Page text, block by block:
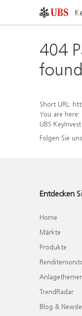
404
found
Short URL:
You are here:
UBS
Folgen Sie
Entdecken
Home
Märkte
Produkte
TrendRadar
Blog &